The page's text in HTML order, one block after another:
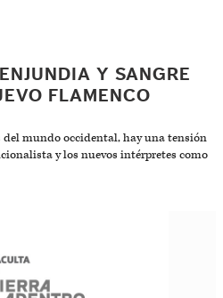
Y SANGRE
FLAMENCO
del mundo occidental, hay una tensión
y los nuevos intérpretes como